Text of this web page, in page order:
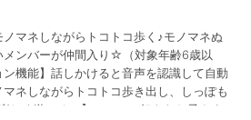
マネしながらトコトコ歩く♪モノマネぬ
メンバーが仲間入り☆（対象年齢6歳以
ン機能】話しかけると音声を認識して自動
ネしながらトコトコ歩き出し、しっぽも
しく遊べる！】アニマル好きなお子さま